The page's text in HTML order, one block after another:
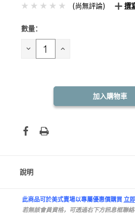
(尚無評論) 撰
目前
存：
數量：
減 增
說明
此商品可於美式賣場以專屬優惠價購買立
若無該會員資格，可透過右下方訊息框聯